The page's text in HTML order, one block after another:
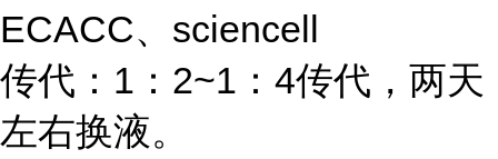
ECACC、sciencell
传代：1：2~1：4传代，两天
左右换液。